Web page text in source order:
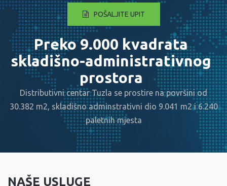
POŠALJITE UPIT
Preko 9.000 kvadrata
skladišno-administrativnog
prostora
Distributivni centar Tuzla se prostire na površini od
30.382 m2, skladišno adminstrativni dio 9.041 m2 i 6.240
paletnih mjesta
NAŠE USLUGE